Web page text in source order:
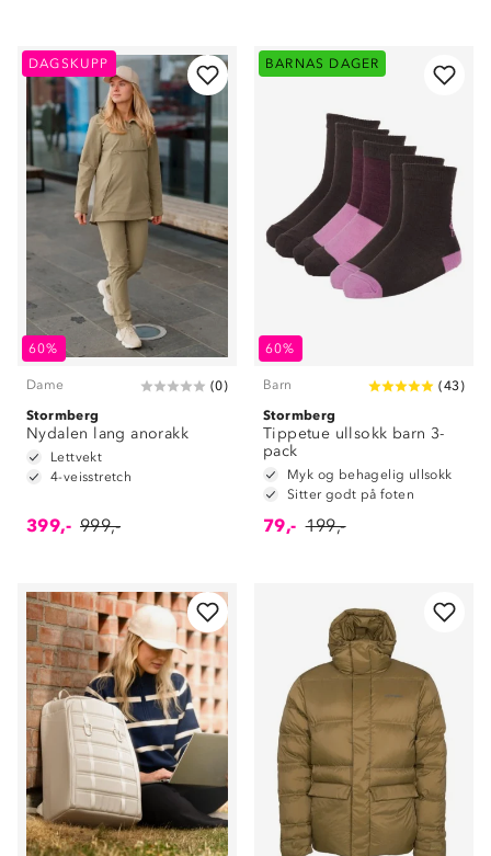
DAGSKUPP
60%
Dame (0)
Stormberg
Nydalen lang anorakk
Lettvekt
4-veisstretch
399,- 999,-
BARNAS DAGER
60%
Barn (43)
Stormberg
Tippetue ullsokk barn 3-
pack
Myk og behagelig ullsokk
Sitter godt på foten
79,- 199,-